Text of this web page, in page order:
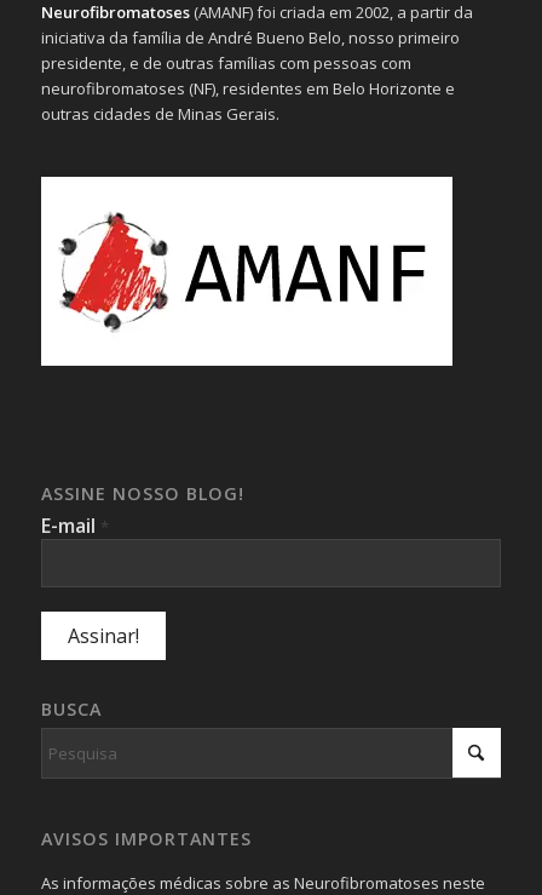
Neurofibromatoses(AMANF) foi criada em 2002, a partir da
iniciativa da família de André Bueno Belo, nosso primeiro
presidente, e de outras famílias com pessoas com
neurofibromatoses (NF), residentes em Belo Horizonte e
outras cidades de Minas Gerais.
ASSINE NOSSO BLOG!
E-mail *
BUSCA
AVISOS IMPORTANTES
As informações médicas sobre as Neurofibromatoses neste